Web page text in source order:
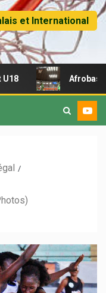
et International
Afrobasket U18